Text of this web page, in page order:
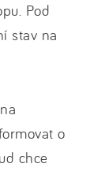
Pod
stav na
o
chce